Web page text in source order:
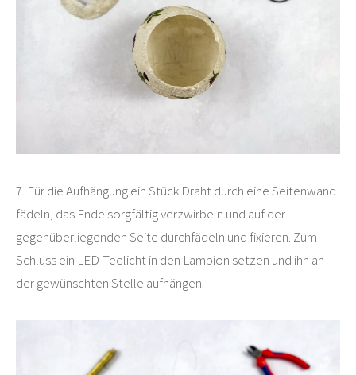
7. Für die Aufhängung ein Stück Draht durch eine Seitenwand
fädeln, das Ende sorgfältig verzwirbeln und auf der
gegenüberliegenden Seite durchfädeln und fixieren. Zum
Schluss ein LED-Teelicht in den Lampion setzen und ihn an
der gewünschten Stelle aufhängen.